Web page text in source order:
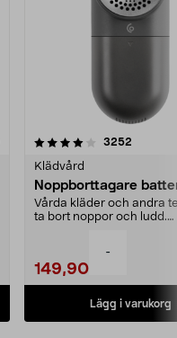
-
3252
Klädvård
Noppborttagare
Vårda kläder och andra
ta bort noppor och ludd.
149,90
Lägg i varukorg
4.5av 5 stjärnor